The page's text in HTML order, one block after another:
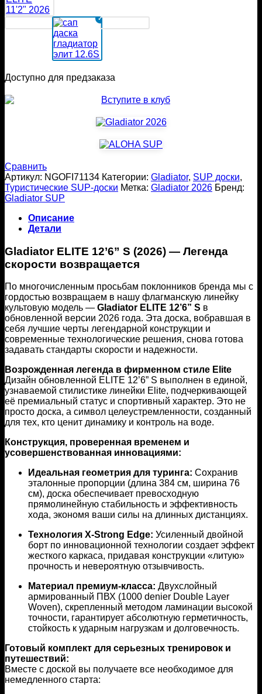
Доступно для предзаказа
Сравнить
Артикул: NGOFI71134 Категории: Gladiator, SUP доски,
Туристические SUP-доски Метка: Gladiator 2026 Бренд:
Gladiator SUP
Описание
Детали
Gladiator ELITE 12’6” S (2026) — Легенда
скорости возвращается
По многочисленным просьбам поклонников бренда мы с
гордостью возвращаем в нашу флагманскую линейку
культовую модель — Gladiator ELITE 12’6” S в
обновленной версии 2026 года. Эта доска, вобравшая в
себя лучшие черты легендарной конструкции и
современные технологические решения, снова готова
задавать стандарты скорости и надежности.
Возрожденная легенда в фирменном стиле Elite
Дизайн обновленной ELITE 12’6” S выполнен в единой,
узнаваемой стилистике линейки Elite, подчеркивающей
её премиальный статус и спортивный характер. Это не
просто доска, а символ целеустремленности, созданный
для тех, кто ценит динамику и контроль на воде.
Конструкция, проверенная временем и
усовершенствованная инновациями:
Идеальная геометрия для туринга: Сохранив
эталонные пропорции (длина 384 см, ширина 76
см), доска обеспечивает превосходную
прямолинейную стабильность и эффективность
хода, экономя ваши силы на длинных дистанциях.
Технология X-Strong Edge: Усиленный двойной
борт по инновационной технологии создает эффект
жесткого каркаса, придавая конструкции «литую»
прочность и невероятную отзывчивость.
Материал премиум-класса: Двухслойный
армированный ПВХ (1000 denier Double Layer
Woven), скрепленный методом ламинации высокой
точности, гарантирует абсолютную герметичность,
стойкость к ударным нагрузкам и долговечность.
Готовый комплект для серьезных тренировок и
путешествий:
Вместе с доской вы получаете все необходимое для
немедленного старта: